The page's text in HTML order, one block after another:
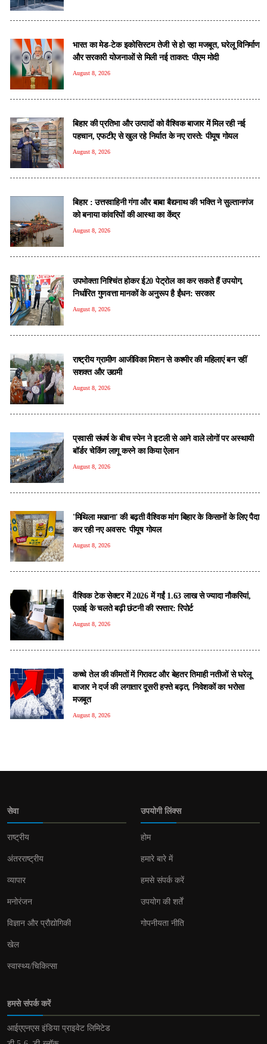
भारत का मेड-टेक इकोसिस्टम तेजी से हो रहा मजबूत, घरेलू विनिर्माण
और सरकारी योजनाओं से मिली नई ताकत: पीएम मोदी
August 8, 2026
बिहार की प्रतिभा और उत्पादों को वैश्विक बाजार में मिल रही नई
पहचान, एफटीए से खुल रहे निर्यात के नए रास्ते: पीयूष गोयल
August 8, 2026
बिहार : उत्तरवाहिनी गंगा और बाबा बैद्यनाथ की भक्ति ने सुल्तानगंज
को बनाया कांवरियों की आस्था का केंद्र
August 8, 2026
उपभोक्ता निश्चिंत होकर ई20 पेट्रोल का कर सकते हैं उपयोग,
निर्धारित गुणवत्ता मानकों के अनुरूप है ईंधन: सरकार
August 8, 2026
राष्ट्रीय ग्रामीण आजीविका मिशन से कश्मीर की महिलाएं बन रहीं
सशक्त और उद्यमी
August 8, 2026
प्रवासी संघर्ष के बीच स्पेन ने इटली से आने वाले लोगों पर अस्थायी
बॉर्डर चेकिंग लागू करने का किया ऐलान
August 8, 2026
'मिथिला मखाना' की बढ़ती वैश्विक मांग बिहार के किसानों के लिए पैदा
कर रही नए अवसर: पीयूष गोयल
August 8, 2026
वैश्विक टेक सेक्टर में 2026 में गईं 1.63 लाख से ज्यादा नौकरियां,
एआई के चलते बढ़ी छंटनी की रफ्तार: रिपोर्ट
August 8, 2026
कच्चे तेल की कीमतों में गिरावट और बेहतर तिमाही नतीजों से घरेलू
बाजार ने दर्ज की लगातार दूसरी हफ्ते बढ़त, निवेशकों का भरोसा
मजबूत
August 8, 2026
सेवा
राष्ट्रीय
अंतरराष्ट्रीय
व्यापार
मनोरंजन
विज्ञान और प्रौद्योगिकी
खेल
स्वास्थ्य/चिकित्सा
उपयोगी लिंक्स
होम
हमारे बारे में
हमसे संपर्क करें
उपयोग की शर्तें
गोपनीयता नीति
हमसे संपर्क करें
आईएएनएस इंडिया प्राइवेट लिमिटेड